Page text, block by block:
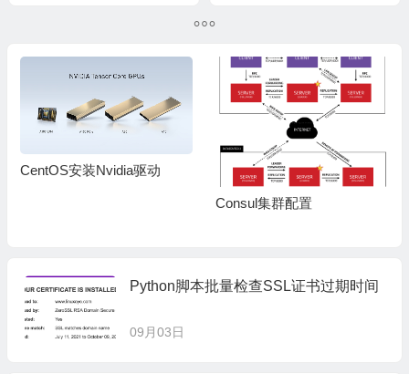
CentOS安装Nvidia驱动
Consul集群配置
Python脚本批量检查SSL证书过期时间
09月03日